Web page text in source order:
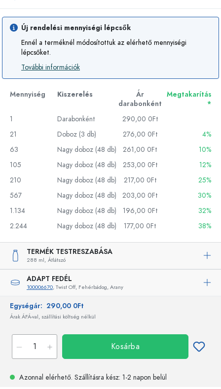
Új rendelési mennyiségi lépcsők
Ennél a terméknél módosítottuk az elérhető mennyiségi
lépcsőket.
További információk
Mennyiség Kiszerelés
Ár
darabonként
Megtakarítás
*
1
Darabonként
290,00 0Ft
21
Doboz (3 db) 276,00 0Ft
4%
63
Nagy doboz (48 db) 261,00 0Ft
10%
105
Nagy doboz (48 db) 253,00 0Ft
12%
210
Nagy doboz (48 db) 217,00 0Ft
25%
567
Nagy doboz (48 db) 203,00 0Ft
30%
1.134
Nagy doboz (48 db) 196,00 0Ft
32%
2.244
Nagy doboz (48 db) 177,00 0Ft 38%
TERMÉK TESTRESZABÁSA
288 ml, Átlátszó
ADAPT FEDÉL
100006670, Twist Off, Fehérbádog, Arany
Egységár: 290,00 0Ft
Árak ÁFÁ-val, szállítási költség nélkül
Kosárba
Azonnal elérhető. Szállításra kész: 1-2 napon belül